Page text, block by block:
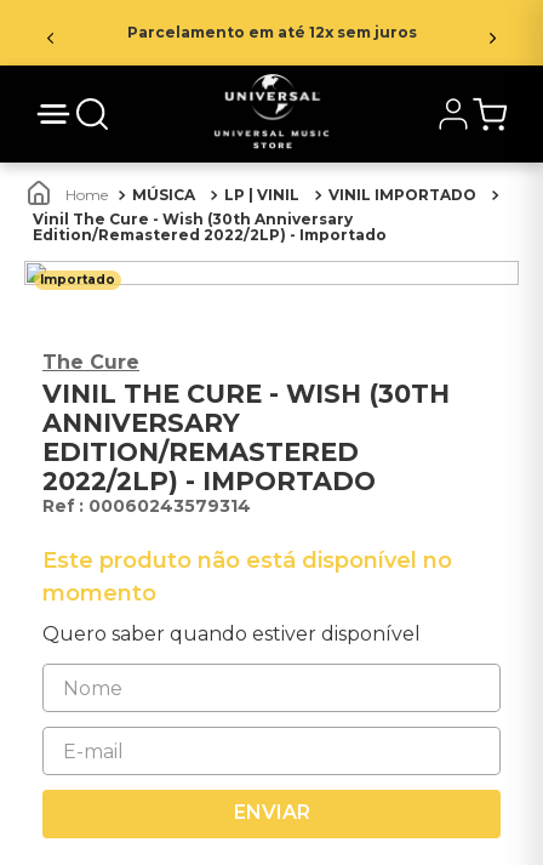
Parcelamento em até 12x sem juros
MÚSICA LP | VINIL
VINIL IMPORTADO
Vinil The Cure - Wish (30th Anniversary
Edition/Remastered 2022/2LP) - Importado
Importado
The Cure
VINIL THE CURE - WISH (30TH
ANNIVERSARY
EDITION/REMASTERED
2022/2LP) - IMPORTADO
: 00060243579314
Este produto não está disponível no
momento
Quero saber quando estiver disponível
ENVIAR